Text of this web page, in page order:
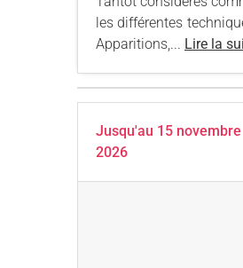
les différentes
Apparitions,... Lire la
Jusqu'au 15 novembre
2026